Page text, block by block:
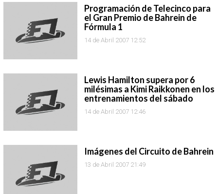
Programación de Telecinco para
el Gran Premio de Bahrein de
Fórmula 1
14 de Abril 2007 12:52
Lewis Hamilton supera por 6
milésimas a Kimi Raikkonen en los
entrenamientos del sábado
14 de Abril 2007 12:46
Imágenes del Circuito de Bahrein
13 de Abril 2007 21:49